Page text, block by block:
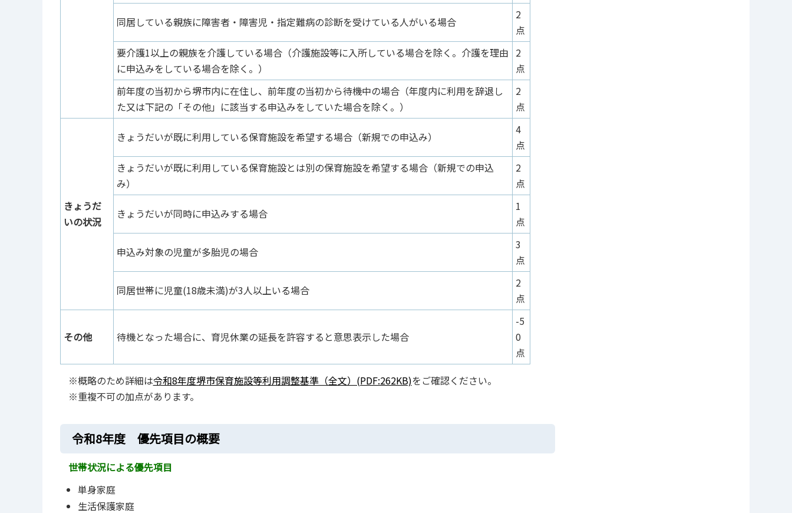
同居している親族に障害者・障害児・指定難病の診断を受けている人がいる場合
2
点
要介護1以上の親族を介護している場合（介護施設等に入所している場合を除く。介護を理由
に申込みをしている場合を除く。）
2
点
前年度の当初から堺市内に在住し、前年度の当初から待機中の場合（年度内に利用を辞退し
た又は下記の「その他」に該当する申込みをしていた場合を除く。）
2
点
きょうだ
いの状況
きょうだいが既に利用している保育施設を希望する場合（新規での申込み）
4
点
きょうだいが既に利用している保育施設とは別の保育施設を希望する場合（新規での申込
み）
2
点
きょうだいが同時に申込みする場合
1
点
申込み対象の児童が多胎児の場合
3
点
同居世帯に児童(18歳未満)が3人以上いる場合
2
点
その他 待機となった場合に、育児休業の延長を許容すると意思表示した場合
-5
0
点
※概略のため詳細は令和8年度堺市保育施設等利用調整基準（全文）(PDF:262KB)をご確認ください。
※重複不可の加点があります。
令和8年度 優先項目の概要
世帯状況による優先項目
単身家庭
生活保護家庭